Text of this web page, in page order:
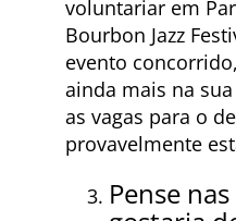
voluntariar em
Bourbon Jazz
evento
ainda mais na
as vagas para o
provavelmente
Pense